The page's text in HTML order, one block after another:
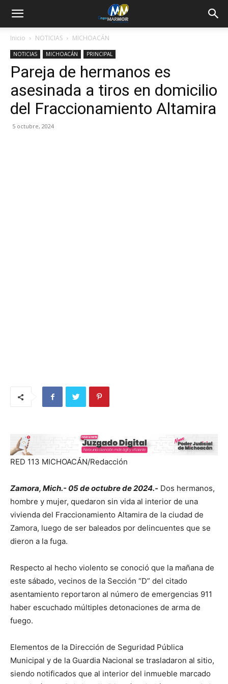
Inicio NOTICIAS MICHOACÁN
NOTICIAS MICHOACÁN PRINCIPAL
Pareja de hermanos es
asesinada a tiros en domicilio
del Fraccionamiento Altamira
5 octubre, 2024
RED 113 MICHOACÁN/Redacción
Zamora, Mich.- 05 de octubre de 2024.- Dos hermanos,
hombre y mujer, quedaron sin vida al interior de una
vivienda del Fraccionamiento Altamira de la ciudad de
Zamora, luego de ser baleados por delincuentes que se
dieron a la fuga.
Respecto al hecho violento se conoció que la mañana de
este sábado, vecinos de la Sección “D” del citado
asentamiento reportaron al número de emergencias 911
haber escuchado múltiples detonaciones de arma de
fuego.
Elementos de la Dirección de Seguridad Pública
Municipal y de la Guardia Nacional se trasladaron al sitio,
siendo notificados que al interior del inmueble marcado